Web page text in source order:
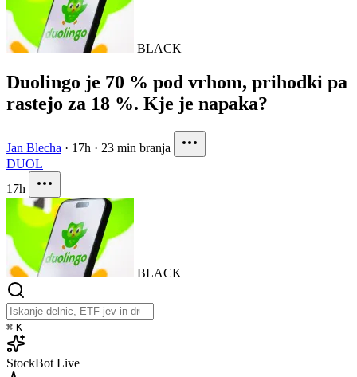
BLACK
Duolingo je 70 % pod vrhom, prihodki pa
rastejo za 18 %. Kje je napaka?
Jan Blecha · 17h · 23 min branja
DUOL
17h
BLACK
⌘ K
StockBot Live